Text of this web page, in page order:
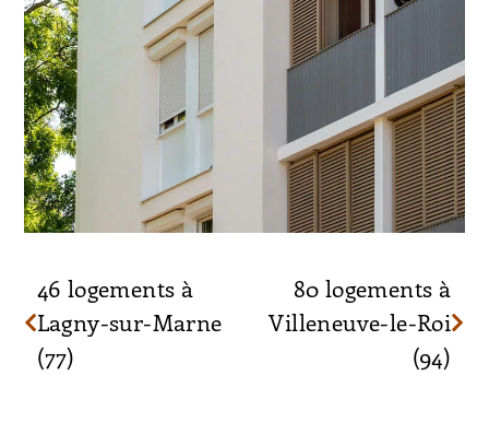
80 logements à
Villeneuve-le-Roi
(94)
46 logements à
Lagny-sur-Marne
(77)